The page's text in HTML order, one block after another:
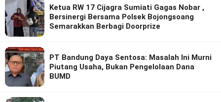
Ketua RW 17 Cijagra Sumiati Gagas Nobar ,
Bersinergi Bersama Polsek Bojongsoang
Semarakkan Berbagi Doorprize
PT Bandung Daya Sentosa: Masalah Ini Murni
Piutang Usaha, Bukan Pengelolaan Dana
BUMD